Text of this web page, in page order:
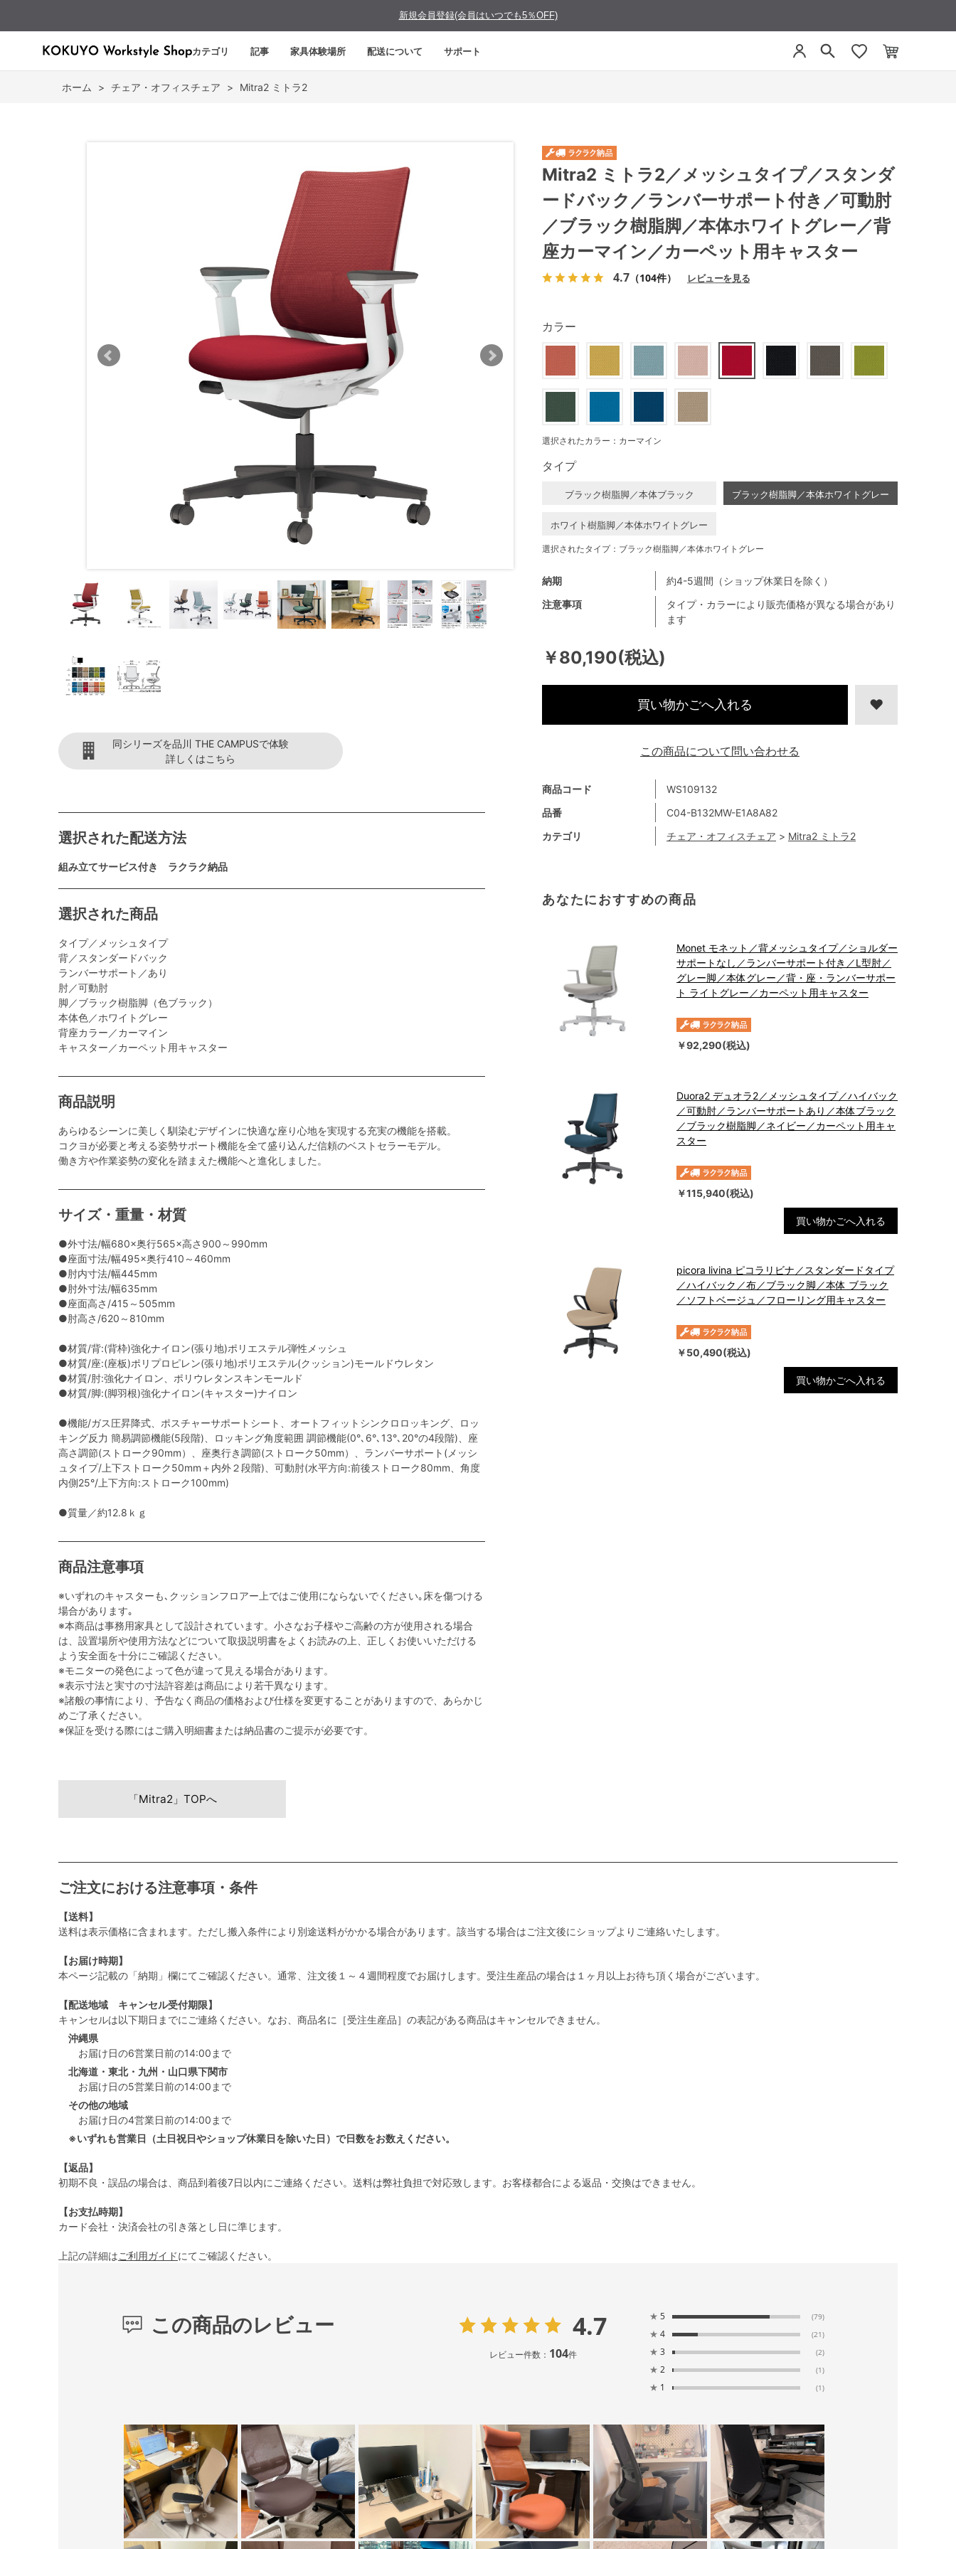
新規会員登録(会員はいつでも5％OFF)
カテゴリ 記事 家具体験場所 配送について サポート
ホーム > チェア・オフィスチェア > Mitra2 ミトラ2
同シリーズを品川 THE CAMPUSで体験
詳しくはこちら
選択された配送方法
組み立てサービス付き ラクラク納品
選択された商品
タイプ／メッシュタイプ
背／スタンダードバック
ランバーサポート／あり
肘／可動肘
脚／ブラック樹脂脚（色ブラック）
本体色／ホワイトグレー
背座カラー／カーマイン
キャスター／カーペット用キャスター
商品説明
あらゆるシーンに美しく馴染むデザインに快適な座り心地を実現する充実の機能を搭載。
コクヨが必要と考える姿勢サポート機能を全て盛り込んだ信頼のベストセラーモデル。
働き方や作業姿勢の変化を踏まえた機能へと進化しました。
サイズ・重量・材質
●外寸法/幅680×奥行565×高さ900～990mm
●座面寸法/幅495×奥行410～460mm
●肘内寸法/幅445mm
●肘外寸法/幅635mm
●座面高さ/415～505mm
●肘高さ/620～810mm
●材質/背:(背枠)強化ナイロン(張り地)ポリエステル弾性メッシュ
●材質/座:(座板)ポリプロピレン(張り地)ポリエステル(クッション)モールドウレタン
●材質/肘:強化ナイロン、ポリウレタンスキンモールド
●材質/脚:(脚羽根)強化ナイロン(キャスター)ナイロン
●機能/ガス圧昇降式、ポスチャーサポートシート、オートフィットシンクロロッキング、ロッ
キング反力 簡易調節機能(5段階)、ロッキング角度範囲 調節機能(0°､6°､13°､20°の4段階)、座
高さ調節(ストローク90mm）、座奥行き調節(ストローク50mm）、ランバーサポート(メッシ
ュタイプ/上下ストローク50mm＋内外２段階)、可動肘(水平方向:前後ストローク80mm、角度
内側25°/上下方向:ストローク100mm)
●質量／約12.8ｋｇ
商品注意事項
※いずれのキャスターも､クッションフロアー上ではご使用にならないでください｡床を傷つける
場合があります｡
※本商品は事務用家具として設計されています。小さなお子様やご高齢の方が使用される場合
は、設置場所や使用方法などについて取扱説明書をよくお読みの上、正しくお使いいただける
よう安全面を十分にご確認ください。
※モニターの発色によって色が違って見える場合があります。
※表示寸法と実寸の寸法許容差は商品により若干異なります。
※諸般の事情により、予告なく商品の価格および仕様を変更することがありますので、あらかじ
めご了承ください。
※保証を受ける際にはご購入明細書または納品書のご提示が必要です。
Mitra2 ミトラ2／メッシュタイプ／スタンダ
ードバック／ランバーサポート付き／可動肘
／ブラック樹脂脚／本体ホワイトグレー／背
座カーマイン／カーペット用キャスター
4.7 （104件） レビューを見る
￥80,190(税込)
商品コード
WS109132
品番
C04-B132MW-E1A8A82
カテゴリ
チェア・オフィスチェア > Mitra2 ミトラ2
注意事項
タイプ・カラーにより販売価格が異なる場合があり
ます
納期 約4-5週間（ショップ休業日を除く）
カラー
選択されたカラー：カーマイン
タイプ
ブラック樹脂脚／本体ブラック ブラック樹脂脚／本体ホワイトグレー
ホワイト樹脂脚／本体ホワイトグレー
選択されたタイプ：ブラック樹脂脚／本体ホワイトグレー
買い物かごへ入れる
あなたにおすすめの商品
Monet モネット／背メッシュタイプ／ショルダー
サポートなし／ランバーサポート付き／L型肘／
グレー脚／本体グレー／背・座・ランバーサポー
ト ライトグレー／カーペット用キャスター
￥92,290(税込)
Duora2 デュオラ2／メッシュタイプ／ハイバック
／可動肘／ランバーサポートあり／本体ブラック
／ブラック樹脂脚／ネイビー／カーペット用キャ
スター
￥115,940(税込)
買い物かごへ入れる
picora livina ピコラリビナ／スタンダードタイプ
／ハイバック／布／ブラック脚／本体 ブラック
／ソフトベージュ／フローリング用キャスター
￥50,490(税込)
買い物かごへ入れる
この商品について問い合わせる
「Mitra2」TOPへ
ご注文における注意事項・条件
【送料】
送料は表示価格に含まれます。ただし搬入条件により別途送料がかかる場合があります。該当する場合はご注文後にショップよりご連絡いたします。
【お届け時期】
本ページ記載の「納期」欄にてご確認ください。通常、注文後１～４週間程度でお届けします。受注生産品の場合は１ヶ月以上お待ち頂く場合がございます。
【配送地域 キャンセル受付期限】
キャンセルは以下期日までにご連絡ください。なお、商品名に［受注生産品］の表記がある商品はキャンセルできません。
沖縄県
お届け日の6営業日前の14:00まで
北海道・東北・九州・山口県下関市
お届け日の5営業日前の14:00まで
その他の地域
お届け日の4営業日前の14:00まで
※いずれも営業日（土日祝日やショップ休業日を除いた日）で日数をお数えください。
【返品】
初期不良・誤品の場合は、商品到着後7日以内にご連絡ください。送料は弊社負担で対応致します。お客様都合による返品・交換はできません。
【お支払時期】
カード会社・決済会社の引き落とし日に準じます。
上記の詳細はご利用ガイドにてご確認ください。
この商品のレビュー 4.7
レビュー件数： 104件
★ 5 (79)
★ 4 (21)
★ 3 (2)
★ 2 (1)
★ 1 (1)